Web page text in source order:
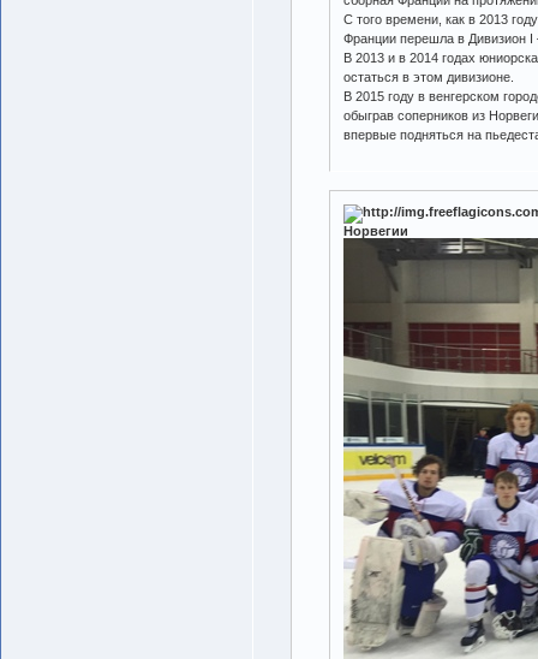
С того времени, как в 2013
Франции перешла в Дивизион I
В 2013 и в 2014 годах
остаться в этом дивизионе.
В 2015 году в венгерском
обыграв соперников из
впервые подняться на
Норвегии